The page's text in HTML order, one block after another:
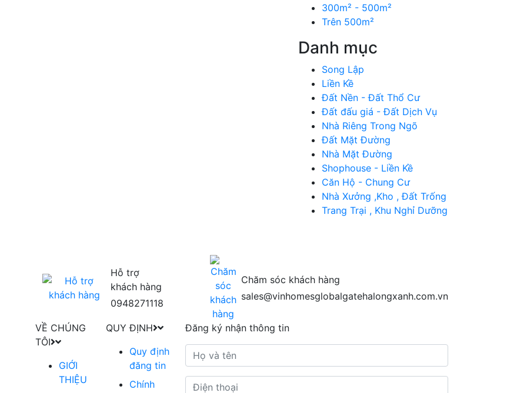
300m² - 500m²
Trên 500m²
Danh mục
Song Lập
Liền Kề
Đất Nền - Đất Thổ Cư
Đất đấu giá - Đất Dịch Vụ
Nhà Riêng Trong Ngõ
Đất Mặt Đường
Nhà Mặt Đường
Shophouse - Liền Kề
Căn Hộ - Chung Cư
Nhà Xưởng ,Kho , Đất Trống
Trang Trại , Khu Nghỉ Dưỡng
Hỗ trợ
khách hàng
0948271118
Chăm sóc khách hàng
sales@vinhomesglobalgatehalongxanh.com.vn
VỀ CHÚNG
TÔI
GIỚI
THIỆU
QUY ĐỊNH
Quy định
đăng tin
Chính
Đăng ký nhận thông tin